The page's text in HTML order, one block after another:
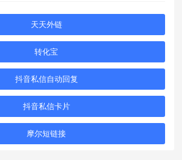
天天外链
转化宝
抖音私信自动回复
抖音私信卡片
摩尔短链接